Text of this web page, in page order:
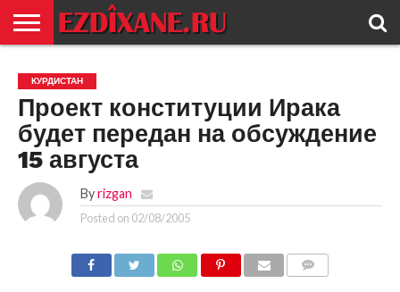
ЕЗИДИЗМ
НОВОСТИ
ИСТОРИЯ
КУЛЬТУРА
КОНТАКТ
КУРДИСТАН
Проект конституции Ирака
будет передан на обсуждение
15 августа
By rizgan
Posted on 02/08/2005